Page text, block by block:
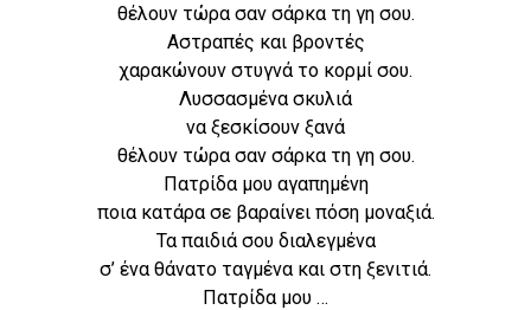
θέλουν τώρα σαν σάρκα τη γη σου.
Αστραπές και βροντές
χαρακώνουν στυγνά το κορμί σου.
Λυσσασμένα σκυλιά
να ξεσκίσουν ξανά
θέλουν τώρα σαν σάρκα τη γη σου.
Πατρίδα μου αγαπημένη
ποια κατάρα σε βαραίνει πόση μοναξιά.
Τα παιδιά σου διαλεγμένα
σ’ ένα θάνατο ταγμένα και στη ξενιτιά.
Πατρίδα μου …